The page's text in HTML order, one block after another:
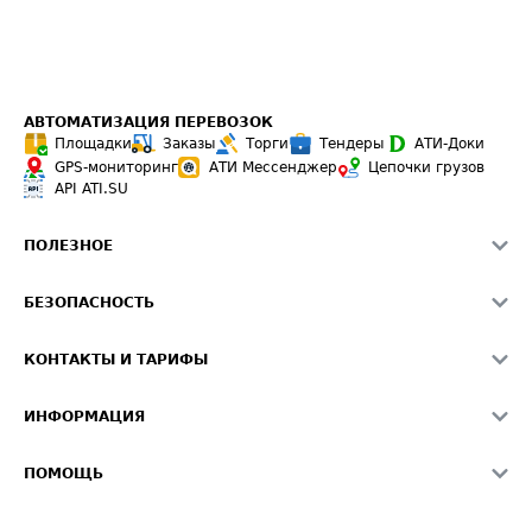
АВТОМАТИЗАЦИЯ ПЕРЕВОЗОК
Площадки
Заказы Торги Тендеры
АТИ-Доки
GPS-мониторинг
АТИ Мессенджер
Цепочки грузов
API ATI.SU
ПОЛЕЗНОЕ
Звезды ATI.SU на вашем сайте
Средние ставки
БЕЗОПАСНОСТЬ
Светофор+
О формировании Паспорта
КОНТАКТЫ И ТАРИФЫ
Реклама на сайте
ИНФОРМАЦИЯ
ПОМОЩЬ